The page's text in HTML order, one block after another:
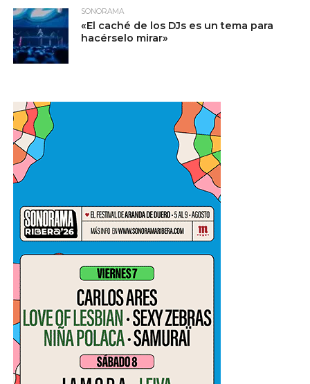
SONORAMA
«El caché de los DJs es un tema para
hacérselo mirar»